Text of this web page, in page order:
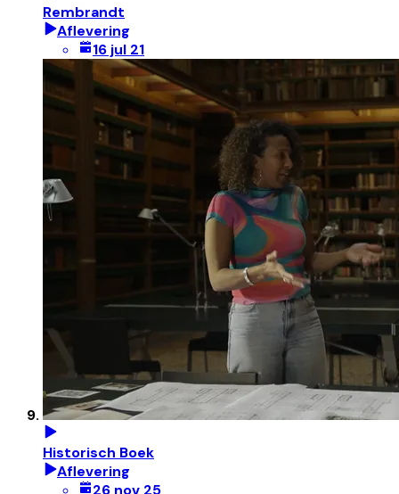
Rembrandt
Aflevering
16 jul 21
Historisch Boek
Aflevering
26 nov 25